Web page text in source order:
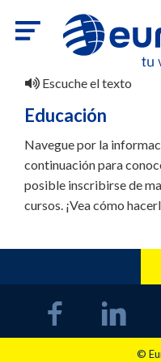
Escuche el texto
Educación
Navegue por la
continuación para
posible inscribirse de
cursos. ¡Vea cómo
©